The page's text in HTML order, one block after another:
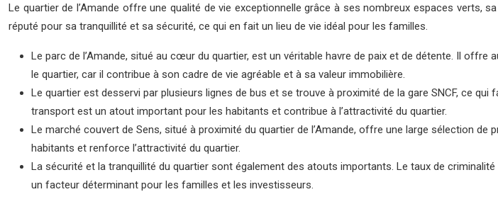
Le quartier de l’Amande offre une qualité de vie exceptionnelle grâce à ses nombreux espaces
réputé pour sa tranquillité et sa sécurité, ce qui en fait un lieu de vie idéal pour les familles.
Le parc de l’Amande, situé au cœur du quartier, est un véritable havre de paix et de détente. Il
le quartier, car il contribue à son cadre de vie agréable et à sa valeur immobilière.
Le quartier est desservi par plusieurs lignes de bus et se trouve à proximité de la gare SNCF, ce
transport est un atout important pour les habitants et contribue à l’attractivité du quartier.
Le marché couvert de Sens, situé à proximité du quartier de l’Amande, offre une large sélection
habitants et renforce l’attractivité du quartier.
La sécurité et la tranquillité du quartier sont également des atouts importants. Le taux de
un facteur déterminant pour les familles et les investisseurs.